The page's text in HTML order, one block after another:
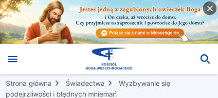
Strona główna Świadectwa
Wyzbywanie się
podejrzliwości i błędnych mniemań